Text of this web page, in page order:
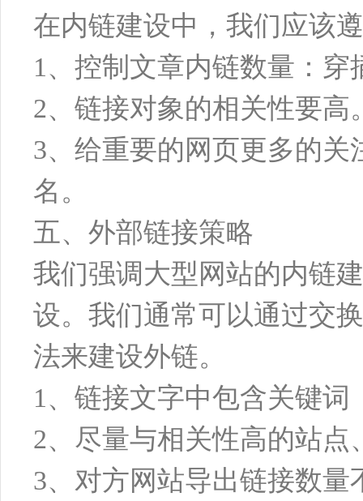
在内链建设中，我们应该
1、控制文章内链数量：
2、链接对象的相关性要高
3、给重要的网页更多的
名。
五、外部链接策略
我们强调大型网站的内链
设。我们通常可以通过交
法来建设外链。
1、链接文字中包含关键词
2、尽量与相关性高的站点
3、对方网站导出链接数